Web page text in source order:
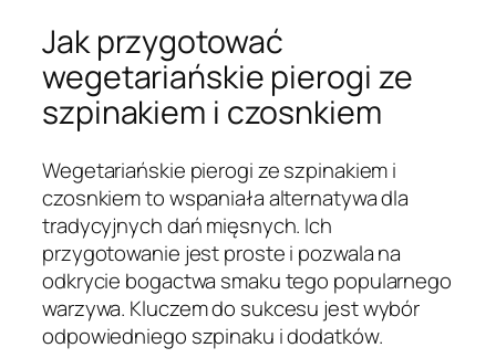
Jak przygotować
wegetariańskie pierogi ze
szpinakiem i czosnkiem
Wegetariańskie pierogi ze szpinakiem i
czosnkiem to wspaniała alternatywa dla
tradycyjnych dań mięsnych. Ich
przygotowanie jest proste i pozwala na
odkrycie bogactwa smaku tego popularnego
warzywa. Kluczem do sukcesu jest wybór
odpowiedniego szpinaku i dodatków.